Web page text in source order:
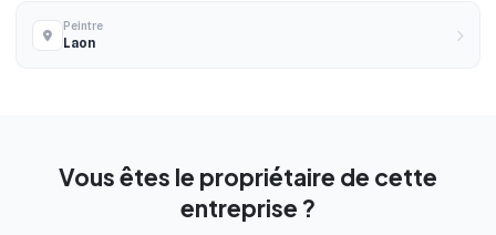
Peintre
Laon
Vous êtes le propriétaire de cette
entreprise ?